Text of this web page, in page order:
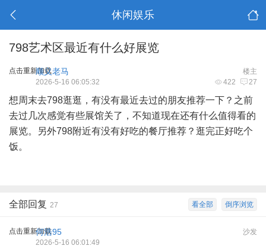
休闲娱乐
798艺术区最近有什么好展览
点击重新加载 楼主
顺义老马
422 27
2026-5-16 06:05:32
想周末去798逛逛，有没有最近去过的朋友推荐一下？之前
去过几次感觉有些展馆关了，不知道现在还有什么值得看的
展览。另外798附近有没有好吃的餐厅推荐？逛完正好吃个
饭。
倒序浏览
看全部
全部回复 27
点击重新加载 沙发
何浩95
2026-5-16 06:01:49